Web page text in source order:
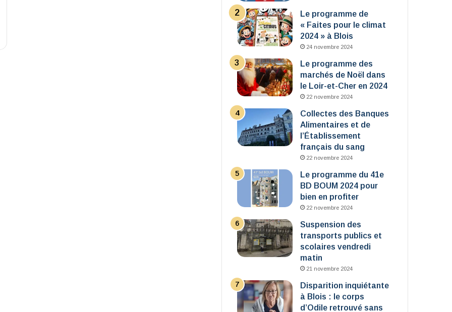
Le programme de
« Faites pour le climat
2024 » à Blois
24 novembre 2024
Le programme des
marchés de Noël dans
le Loir-et-Cher en 2024
22 novembre 2024
Collectes des Banques
Alimentaires et de
l’Établissement
français du sang
22 novembre 2024
Le programme du 41e
BD BOUM 2024 pour
bien en profiter
22 novembre 2024
Suspension des
transports publics et
scolaires vendredi
matin
21 novembre 2024
Disparition inquiétante
à Blois : le corps
d’Odile retrouvé sans